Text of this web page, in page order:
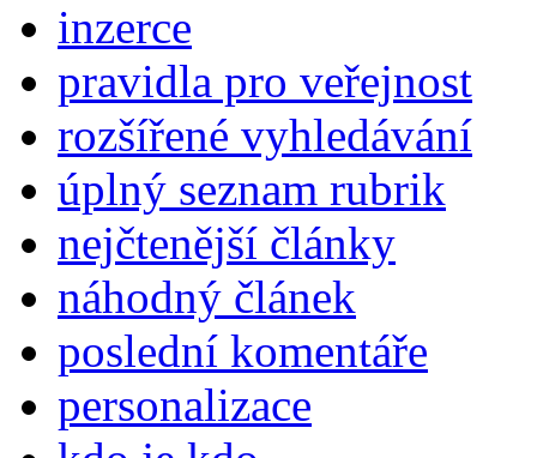
inzerce
pravidla pro veřejnost
rozšířené vyhledávání
úplný seznam rubrik
nejčtenější články
náhodný článek
poslední komentáře
personalizace